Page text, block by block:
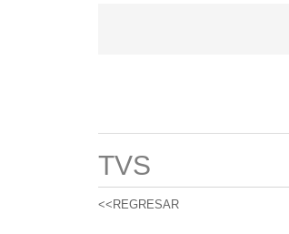
TVS
<<REGRESAR